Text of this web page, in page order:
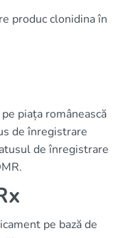
produc clonidina în
piața românească
de înregistrare
de înregistrare
pe bază de